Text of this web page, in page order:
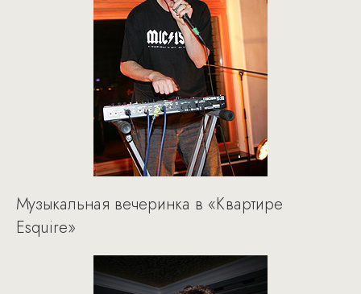
Музыкальная вечеринка в «Квартире
Esquire»